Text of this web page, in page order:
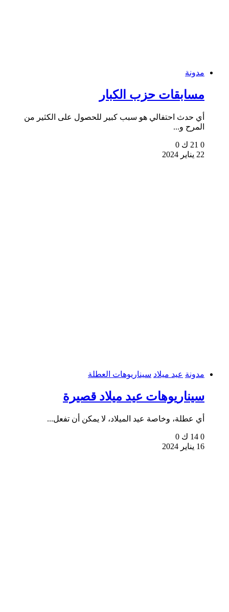
مدونة
مسابقات حزب الكبار
أي حدث احتفالي هو سبب كبير للحصول على الكثير من
المرح و...
0 21 ك
0
22 يناير 2024
مدونة عيد ميلاد سيناريوهات العطلة
سيناريوهات عيد ميلاد قصيرة
أي عطلة، وخاصة عيد الميلاد، لا يمكن أن تفعل...
0 14 ك
0
16 يناير 2024